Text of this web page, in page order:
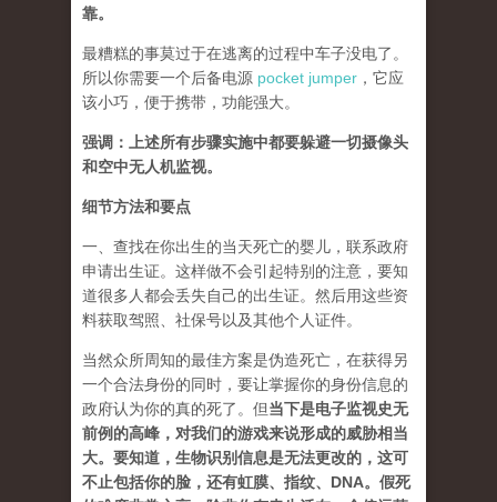
靠。
最糟糕的事莫过于在逃离的过程中车子没电了。
所以你需要一个后备电源 pocket jumper ，它应
该小巧，便于携带，功能强大。
强调：上述所有步骤实施中都要躲避一切摄像头
和空中无人机监视。
细节方法和要点
一、查找在你出生的当天死亡的婴儿，联系政府
申请出生证。这样做不会引起特别的注意，要知
道很多人都会丢失自己的出生证。然后用这些资
料获取驾照、社保号以及其他个人证件。
当然众所周知的最佳方案是伪造死亡，在获得另
一个合法身份的同时，要让掌握你的身份信息的
政府认为你的真的死了。但当下是电子监视史无
前例的高峰，对我们的游戏来说形成的威胁相当
大。要知道，生物识别信息是无法更改的，这可
不止包括你的脸，还有虹膜、指纹、DNA。假死